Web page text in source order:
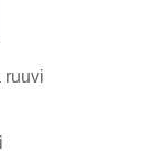
ruuvi